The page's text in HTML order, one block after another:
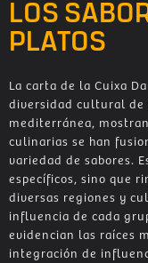
LOS
PLATOS
La carta de la Cuixa
diversidad cultural de
mediterránea,
culinarias se han
variedad de sabores.
específicos, sino que
diversas regiones y
influencia de cada
evidencian las raíces
integración de